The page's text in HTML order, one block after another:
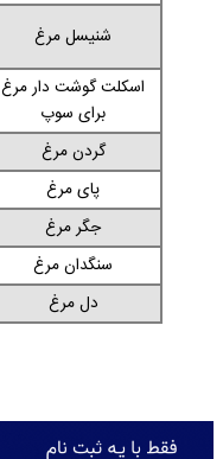
شنیسل مرغ
اسکلت گوشت دار مرغ
برای سوپ
گردن مرغ
پای مرغ
جگر مرغ
سنگدان مرغ
دل مرغ